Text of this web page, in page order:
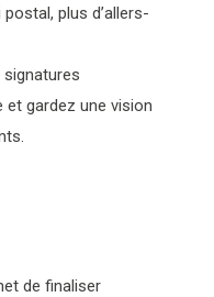
postal, plus d’allers-
signatures
et gardez une vision
de finaliser